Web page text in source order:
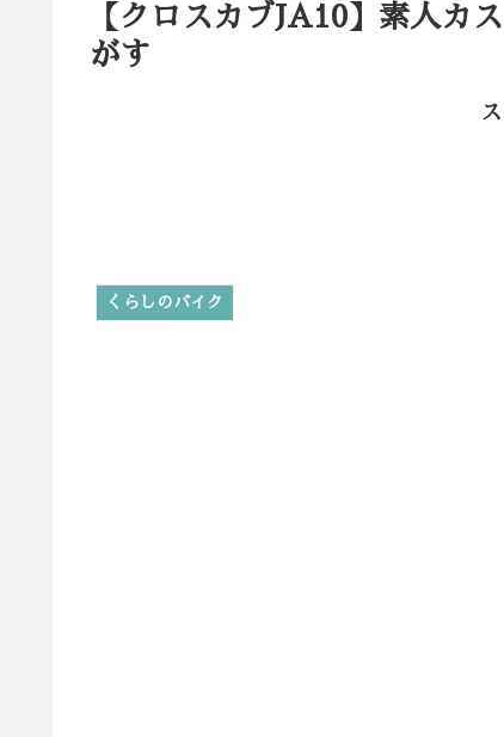
【クロスカブJA10】素人カ
がす
くらしのバイク